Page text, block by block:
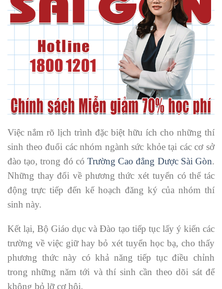
Việc nắm rõ lịch trình đặc biệt hữu ích cho những thí
sinh theo đuổi các nhóm ngành sức khỏe tại các cơ sở
đào tạo, trong đó có Trường Cao đẳng Dược Sài Gòn.
Những thay đổi về phương thức xét tuyển có thể tác
động trực tiếp đến kế hoạch đăng ký của nhóm thí
sinh này.
Kết lại, Bộ Giáo dục và Đào tạo tiếp tục lấy ý kiến các
trường về việc giữ hay bỏ xét tuyển học bạ, cho thấy
phương thức này có khả năng tiếp tục điều chỉnh
trong những năm tới và thí sinh cần theo dõi sát để
không bỏ lỡ cơ hội.